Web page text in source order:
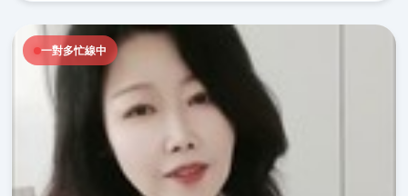
一對多忙線中